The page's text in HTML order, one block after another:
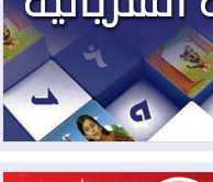
يشكو تزوير الانتخابات
من "حرب أهلية" في
إقليم كوردستان في